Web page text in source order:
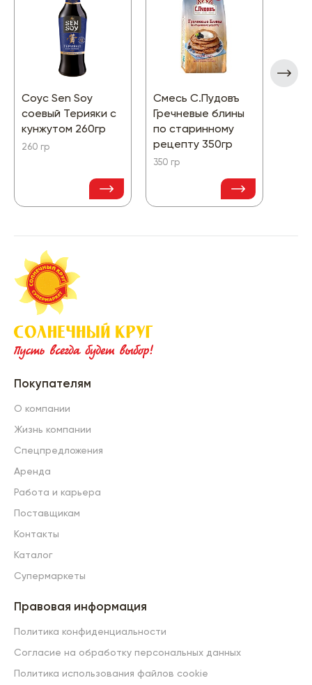
Соус Sen Soy
соевый Терияки с
кунжутом 260гр
260 гр
Смесь С.Пудовъ
Гречневые блины
по старинному
рецепту 350гр
350 гр
Покупателям
О компании
Жизнь компании
Спецпредложения
Аренда
Работа и карьера
Поставщикам
Контакты
Каталог
Супермаркеты
Правовая информация
Политика конфиденциальности
Согласие на обработку персональных данных
Политика использования файлов cookie